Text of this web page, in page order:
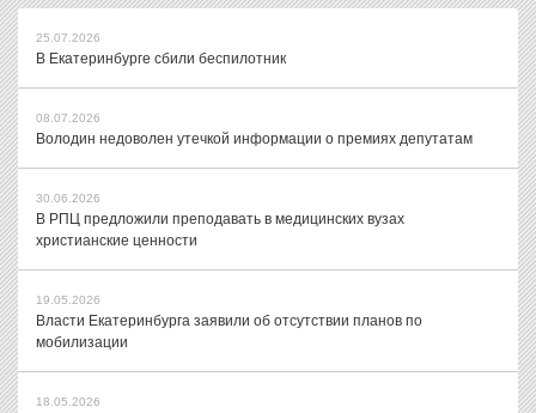
25.07.2026
В Екатеринбурге сбили беспилотник
08.07.2026
Володин недоволен утечкой информации о премиях депутатам
30.06.2026
В РПЦ предложили преподавать в медицинских вузах
христианские ценности
19.05.2026
Власти Екатеринбурга заявили об отсутствии планов по
мобилизации
18.05.2026